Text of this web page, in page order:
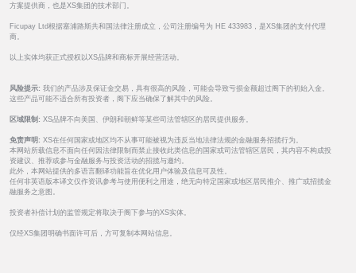
方案提供商，也是XS集团的技术部门。
Ficupay Ltd根据塞浦路斯共和国法律注册成立，公司注册编号为 HE 433983，是XS集团的支付代理
商。
以上实体均获正式授权以XS品牌和商标开展经营活动。
风险提示: 我们的产品涉及保证金交易，具有很高的风险，可能会导致亏损金额超过阁下的初始入金。
这些产品可能不适合所有投资者，阁下应当确保了解其中的风险。
区域限制: XS品牌不向美国、伊朗和朝鲜等某些司法管辖区的居民提供服务。
免责声明: XS在任何国家或地区均不从事可能被视为违反当地法律法规的金融服务招揽行为。
本网站所载信息不面向任何因法律限制而禁止接收此类信息的国家或司法管辖区居民，其内容不构成投
资建议、推荐或参与金融服务与投资活动的招揽与邀约。
此外，本网站提供的多语言翻译功能旨在优化用户体验及信息可及性。
任何非英语版本译文仅作资讯参考与使用便利之用途，绝无向特定国家或地区居民推介、推广或招揽金
融服务之意图。
投资者补偿计划的监管规定将取决于阁下参与的XS实体。
仅经XS集团明确书面许可后，方可复制本网站信息。